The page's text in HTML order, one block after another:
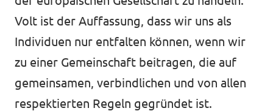
Volt ist der Auffassung, dass wir uns als
Individuen nur entfalten können, wenn wir
zu einer Gemeinschaft beitragen, die auf
gemeinsamen, verbindlichen und von allen
respektierten Regeln gegründet ist.